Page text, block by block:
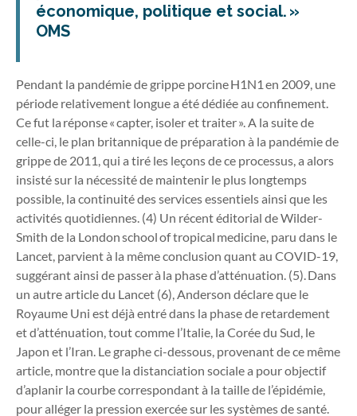
économique, politique et social. »
OMS
Pendant la pandémie de grippe porcine H1N1 en 2009, une
période relativement longue a été dédiée au confinement.
Ce fut la réponse « capter, isoler et traiter ». A la suite de
celle-ci, le plan britannique de préparation à la pandémie de
grippe de 2011, qui a tiré les leçons de ce processus, a alors
insisté sur la nécessité de maintenir le plus longtemps
possible, la continuité des services essentiels ainsi que les
activités quotidiennes. (4) Un récent éditorial de Wilder-
Smith de la London school of tropical medicine, paru dans le
Lancet, parvient à la même conclusion quant au COVID-19,
suggérant ainsi de passer à la phase d’atténuation. (5). Dans
un autre article du Lancet (6), Anderson déclare que le
Royaume Uni est déjà entré dans la phase de retardement
et d’atténuation, tout comme l’Italie, la Corée du Sud, le
Japon et l’Iran. Le graphe ci-dessous, provenant de ce même
article, montre que la distanciation sociale a pour objectif
d’aplanir la courbe correspondant à la taille de l’épidémie,
pour alléger la pression exercée sur les systèmes de santé.